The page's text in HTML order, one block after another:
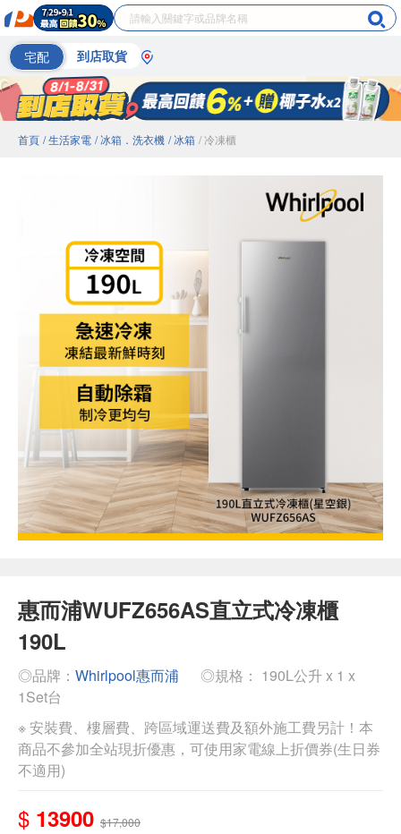
宅配 到店取貨
首頁 / 生活家電 / 冰箱．洗衣機 / 冰箱 / 冷凍櫃
惠而浦WUFZ656AS直立式冷凍櫃
190L
◎品牌： Whirlpool惠而浦
◎規格： 190L公升 x 1 x
1Set台
※ 安裝費、樓層費、跨區域運送費及額外施工費另計！本
商品不參加全站現折優惠，可使用家電線上折價券(生日券
不適用)
$ 13900 $17,000